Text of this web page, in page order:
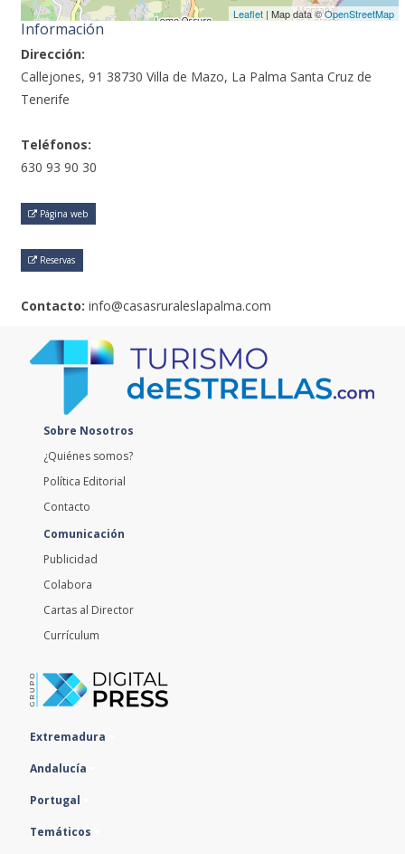
Leaflet| Map data ©OpenStreetMap
Información
Dirección:
Callejones, 91 38730 Villa de Mazo, La Palma Santa Cruz de
Tenerife
Teléfonos:
630 93 90 30
Página web
Reservas
Contacto: info@casasruraleslapalma.com
Sobre Nosotros
¿Quiénes somos?
Política Editorial
Contacto
Comunicación
Publicidad
Colabora
Cartas al Director
Currículum
Extremadura
Andalucía
Portugal
Temáticos